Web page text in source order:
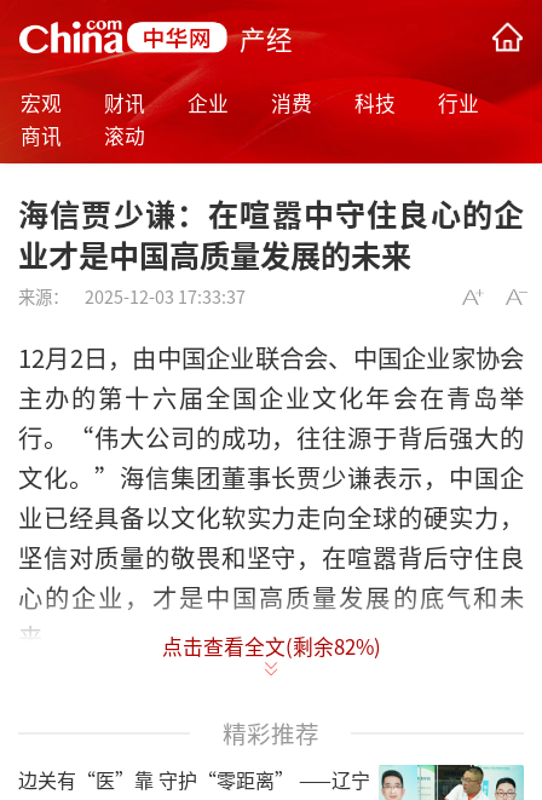
产经
宏观 财讯 企业 消费 科技
行业
商讯
滚动
海信贾少谦：在喧嚣中守住良心的企
业才是中国高质量发展的未来
来源： 2025-12-03 17:33:37
12月2日，由中国企业联合会、中国企业家协会
主办的第十六届全国企业文化年会在青岛举
行。“伟大公司的成功，往往源于背后强大的
文化。”海信集团董事长贾少谦表示，中国企
业已经具备以文化软实力走向全球的硬实力，
坚信对质量的敬畏和坚守，在喧嚣背后守住良
心的企业，才是中国高质量发展的底气和未
来。
点击查看全文(剩余82%)
精彩推荐
边关有“医”靠 守护“零距离” ——辽宁